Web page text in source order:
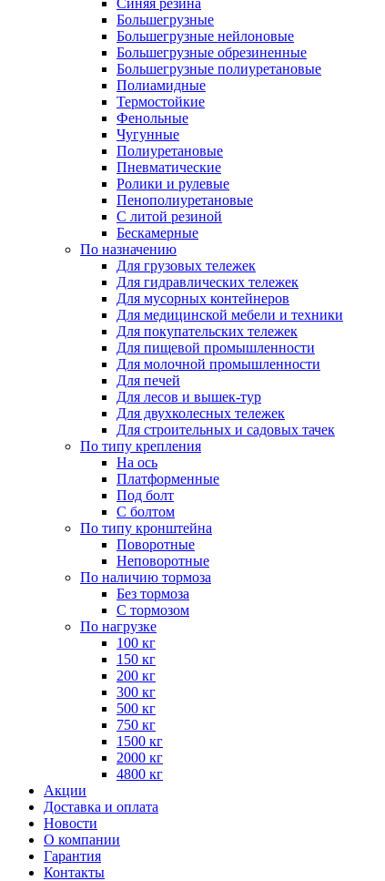
Синяя резина
Большегрузные
Большегрузные нейлоновые
Большегрузные обрезиненные
Большегрузные полиуретановые
Полиамидные
Термостойкие
Фенольные
Чугунные
Полиуретановые
Пневматические
Ролики и рулевые
Пенополиуретановые
С литой резиной
Бескамерные
По назначению
Для грузовых тележек
Для гидравлических тележек
Для мусорных контейнеров
Для медицинской мебели и техники
Для покупательских тележек
Для пищевой промышленности
Для молочной промышленности
Для печей
Для лесов и вышек-тур
Для двухколесных тележек
Для строительных и садовых тачек
По типу крепления
На ось
Платформенные
Под болт
С болтом
По типу кронштейна
Поворотные
Неповоротные
По наличию тормоза
Без тормоза
С тормозом
По нагрузке
100 кг
150 кг
200 кг
300 кг
500 кг
750 кг
1500 кг
2000 кг
4800 кг
Акции
Доставка и оплата
Новости
О компании
Гарантия
Контакты